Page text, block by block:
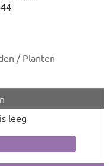
/ Planten
leeg